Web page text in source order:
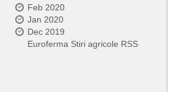
Feb 2020
Jan 2020
Dec 2019
Euroferma Stiri agricole RSS